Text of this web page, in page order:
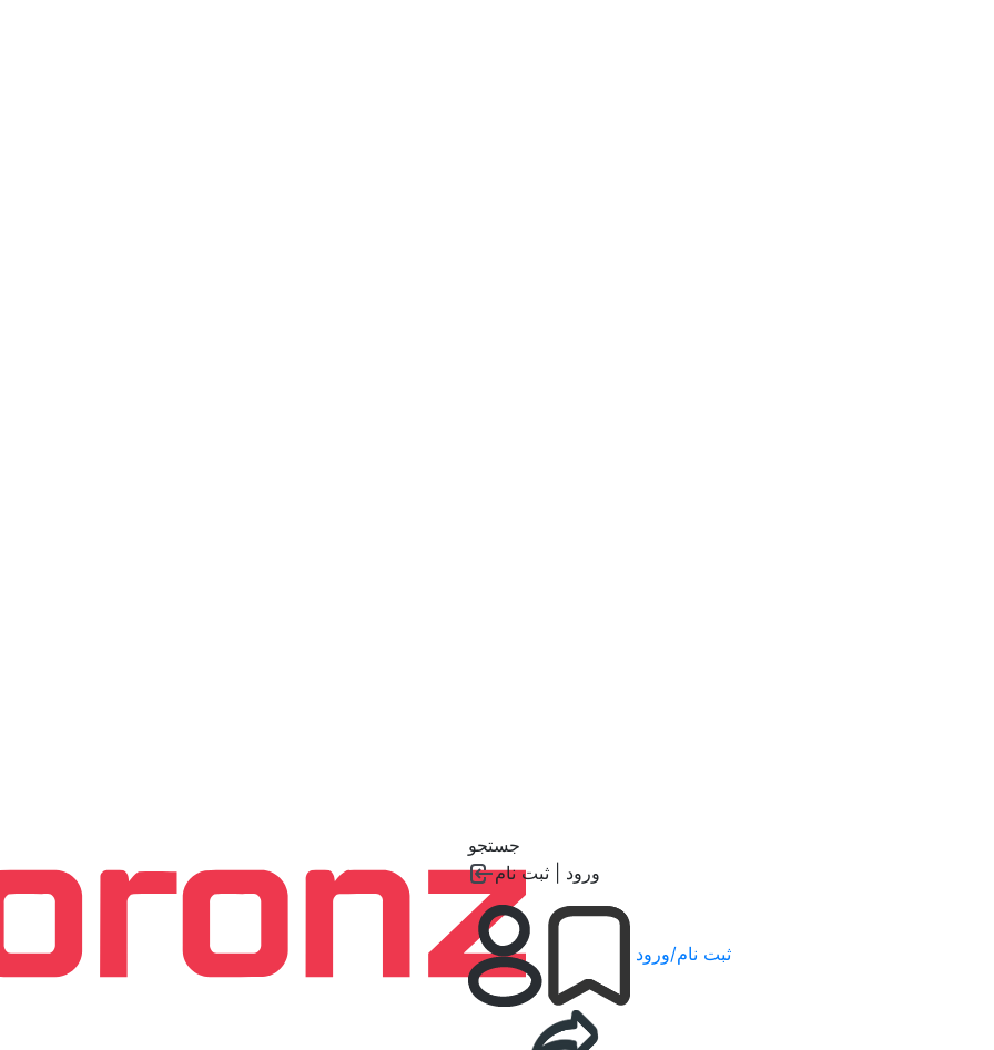
جستجو
ورود | ثبت نام
ثبت نام/ورود